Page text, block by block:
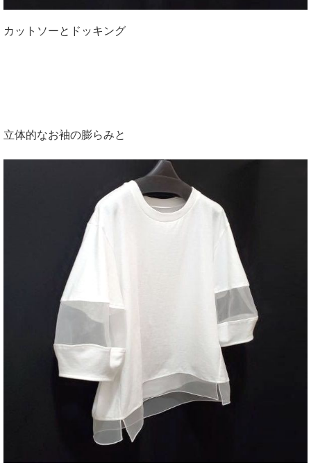
カットソーとドッキング
立体的なお袖の膨らみと